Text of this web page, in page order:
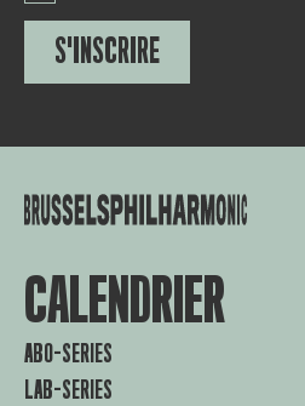
S'INSCRIRE
CALENDRIER
ABO-SERIES
LAB-SERIES